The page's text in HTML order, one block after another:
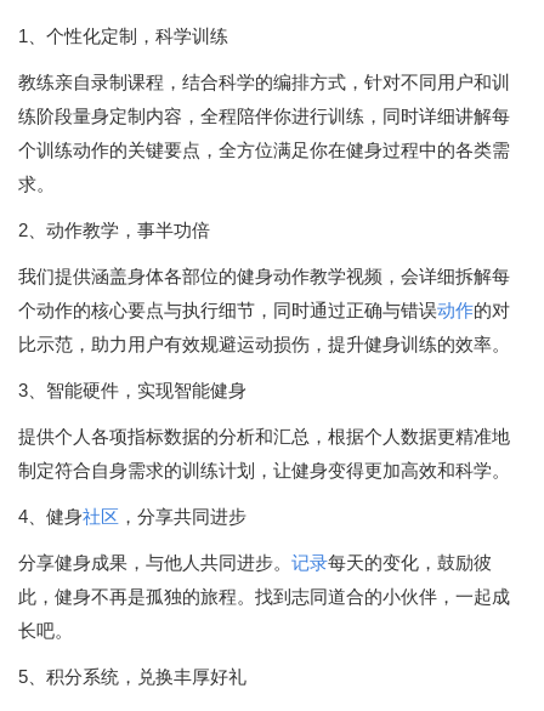
1、个性化定制，科学训练
教练亲自录制课程，结合科学的编排方式，针对不同用户和训
练阶段量身定制内容，全程陪伴你进行训练，同时详细讲解每
个训练动作的关键要点，全方位满足你在健身过程中的各类需
求。
2、动作教学，事半功倍
我们提供涵盖身体各部位的健身动作教学视频，会详细拆解每
个动作的核心要点与执行细节，同时通过正确与错误动作的对
比示范，助力用户有效规避运动损伤，提升健身训练的效率。
3、智能硬件，实现智能健身
提供个人各项指标数据的分析和汇总，根据个人数据更精准地
制定符合自身需求的训练计划，让健身变得更加高效和科学。
4、健身社区 ，分享共同进步
分享健身成果，与他人共同进步。 记录每天的变化，鼓励彼
此，健身不再是孤独的旅程。找到志同道合的小伙伴，一起成
长吧。
5、积分系统，兑换丰厚好礼